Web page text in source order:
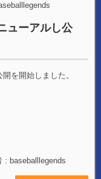
ューアルし公
を開始しました。
: baseballlegends